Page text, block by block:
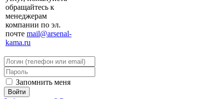
обращайтесь к
менеджерам
компании по эл.
почте mail@arsenal-
kama.ru
Запомнить меня